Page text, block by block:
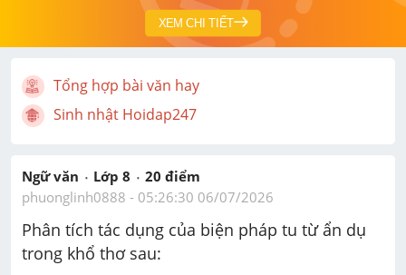
XEM CHI TIẾT
Tổng hợp bài văn hay
Sinh nhật Hoidap247
Ngữ văn Lớp 8 20 điểm
phuonglinh0888 - 05:26:30 06/07/2026
Phân tích tác dụng của biện pháp tu từ ẩn dụ
trong khổ thơ sau: